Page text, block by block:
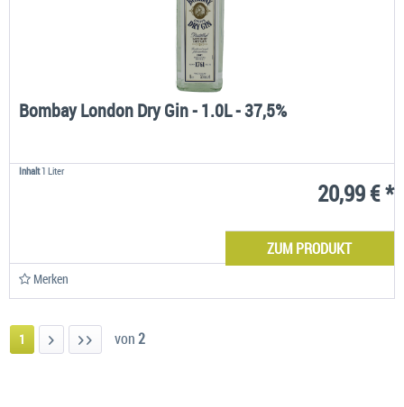
Bombay London Dry Gin - 1.0L - 37,5%
Inhalt1 Liter
20,99 € *
ZUM PRODUKT
Merken
1 von2